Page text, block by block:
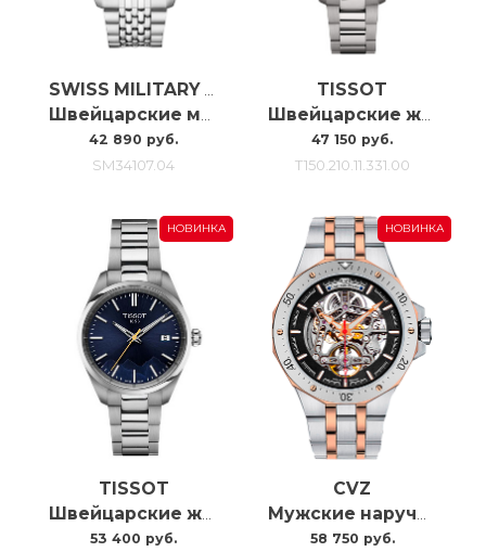
42 890 руб.
SM34107.04
TISSOT
Швейцарские женские наручные часы Tissot Pr100 34mm T150.210.11.331.00
47 150 руб.
T150.210.11.331.00
НОВИНКА
TISSOT
Швейцарские женские наручные часы Tissot Pr 100 Jungfraubahn 34MM
53 400 руб.
НОВИНКА
CVZ
Мужские наручные часы с автоподзаводом Carl Von Zeyten CVZ0094RBKM
58 750 руб.